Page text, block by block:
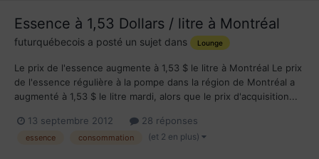
Essence à 1,53 Dollars / litre à Montréal
futurquébecois a posté un sujet dans Lounge
Le prix de l'essence augmente à 1,53 $ le litre à Montréal Le prix
de l'essence régulière à la pompe dans la région de Montréal a
augmenté à 1,53 $ le litre mardi, alors que le prix d'acquisition...
13 septembre 2012 28 réponses
essence consommation (et 2 en plus)